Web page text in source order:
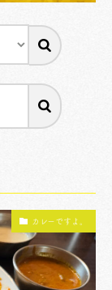
カレーですよ。